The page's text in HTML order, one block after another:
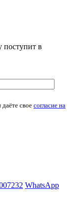
поступит в
своесогласие на
WhatsApp